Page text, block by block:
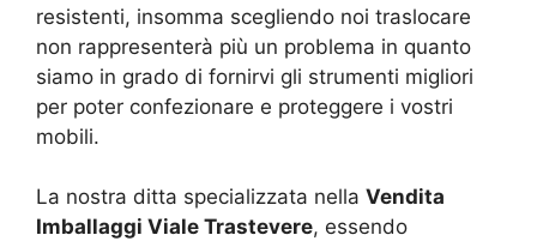
resistenti, insomma scegliendo noi traslocare
non rappresenterà più un problema in quanto
siamo in grado di fornirvi gli strumenti migliori
per poter confezionare e proteggere i vostri
mobili.
La nostra ditta specializzata nella Vendita
Imballaggi Viale Trastevere, essendo